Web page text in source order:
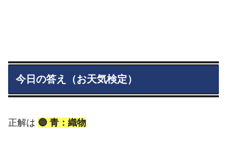
今日の答え（お天気検定）
正解は 🔵 青：織物